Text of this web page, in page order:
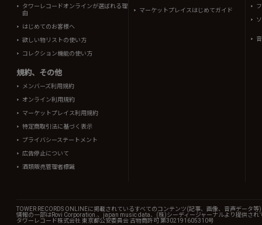
タワーレコードオンラインが選ばれる理
由
はじめてのお客様へ
欲しい物リストの使い方
コレクション機能の使い方
規約、その他
メンバーズ利用規約
オンライン利用規約
マーケットプレイス利用規約
特定商取引法に基づく表示
プライバシーステートメント
広告停止について
酒類販売管理者標識
マーケットプレイスはじめてガイド
TOWER RECORDS ONLINEに掲載されているすべてのコンテンツ(記事、画像、音声データ
情報の一部はRovi Corporation.、japan music data、(株)シーディージャーナルより提供され
タワーレコード株式会社 東京都公安委員会 古物商許可 第302191605310号